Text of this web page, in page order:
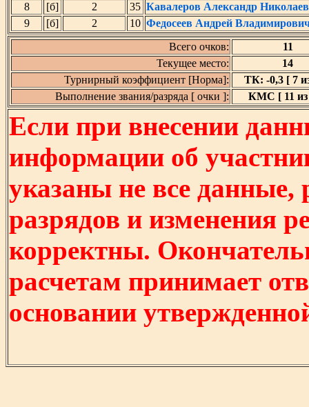
8
[б] 2 35 Кавалеров Александр
9
[б] 2 10 Федосеев Андрей
Всего очков:
11
Текущее место:
14
Турнирный коэффициент [Норма]:
ТК: -0,3 [ 7
Выполнение звания/разряда [ очки ]:
КМС [ 11 из
Если при внесении
информации об
указаны не все
разрядов и изменения
корректны.
расчетам принимает
основании